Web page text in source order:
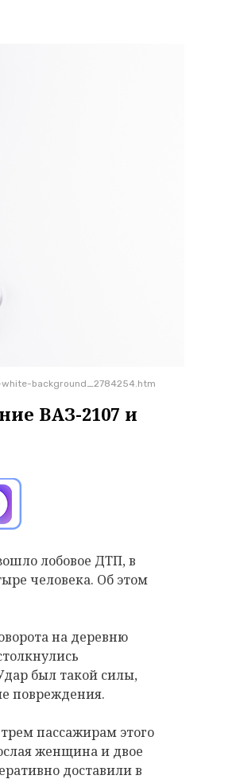
background_2784254.htm
ВАЗ-2107 и
лобовое ДТП, в
человека. Об этом
на деревню
был такой силы,
повреждения.
пассажирам этого
женщина и двое
доставили в